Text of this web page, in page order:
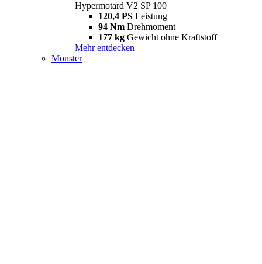
Hypermotard V2 SP 100
120,4 PS Leistung
94 Nm Drehmoment
177 kg Gewicht ohne Kraftstoff
Mehr entdecken
Monster